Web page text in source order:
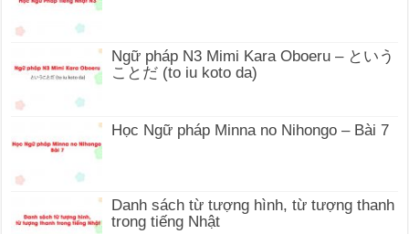
Ngữ pháp N3 Mimi Kara Oboeru – という
ことだ (to iu koto da)
Học Ngữ pháp Minna no Nihongo – Bài 7
Danh sách từ tượng hình, từ tượng thanh
trong tiếng Nhật